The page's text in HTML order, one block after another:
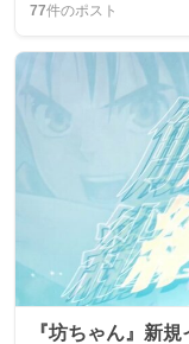
77件のポスト
『坊ちゃん』新